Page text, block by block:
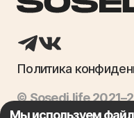
Политика
© Sosedi.life
недвижимости,
Мы используем